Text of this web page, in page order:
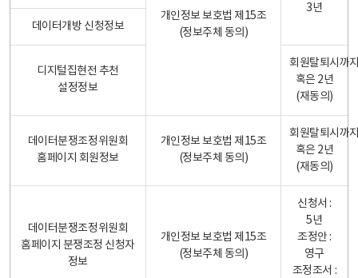
개인정보 보호법 제15조
(정보주체 동의)
3년
데이터개방 신청정보
디지털집현전 추천
설정정보
회원탈퇴시까
혹은 2년
(재동의)
데이터분쟁조정위원회
홈페이지 회원정보
개인정보 보호법 제15조
(정보주체 동의)
회원탈퇴시까
혹은 2년
(재동의)
데이터분쟁조정위원회
홈페이지 분쟁조정 신청자
정보
개인정보 보호법 제15조
(정보주체 동의)
신청서 :
5년
조정안 :
영구
조정조서 :